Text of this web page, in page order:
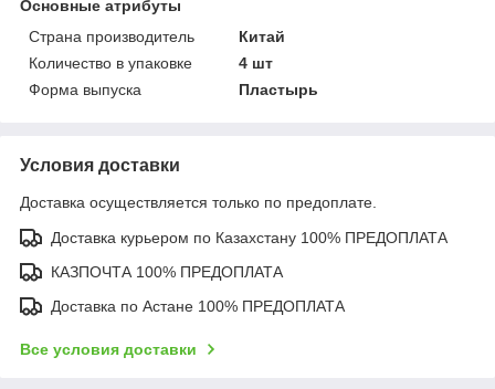
Основные атрибуты
Страна производитель
Китай
Количество в упаковке
4 шт
Форма выпуска
Пластырь
Условия доставки
Доставка осуществляется только по предоплате.
Доставка курьером по Казахстану 100% ПРЕДОПЛАТА
КАЗПОЧТА 100% ПРЕДОПЛАТА
Доставка по Астане 100% ПРЕДОПЛАТА
Все условия доставки